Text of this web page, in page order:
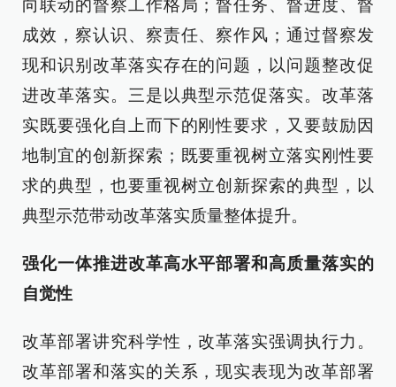
向联动的督察工作格局；督任务、督进度、督
成效，察认识、察责任、察作风；通过督察发
现和识别改革落实存在的问题，以问题整改促
进改革落实。三是以典型示范促落实。改革落
实既要强化自上而下的刚性要求，又要鼓励因
地制宜的创新探索；既要重视树立落实刚性要
求的典型，也要重视树立创新探索的典型，以
典型示范带动改革落实质量整体提升。
强化一体推进改革高水平部署和高质量落实的
自觉性
改革部署讲究科学性，改革落实强调执行力。
改革部署和落实的关系，现实表现为改革部署